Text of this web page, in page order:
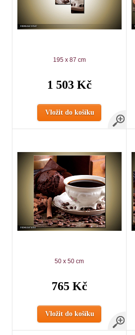
195 x 87 cm
1 503 Kč
Vložit do košíku
50 x 50 cm
765 Kč
Vložit do košíku